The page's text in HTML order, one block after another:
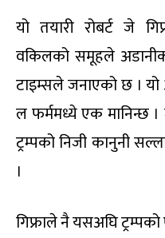
यो तयारी रोबर्ट जे
वकिलको समूहले
टाइम्सले जनाएको छ ।
ल फर्ममध्ये एक मानिन्छ ।
ट्रम्पको निजी कानुनी
।
गिफ्राले नै यसअघि